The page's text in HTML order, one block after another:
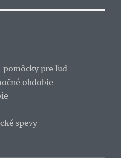
pomôcky pre ľud
obdobie
spevy